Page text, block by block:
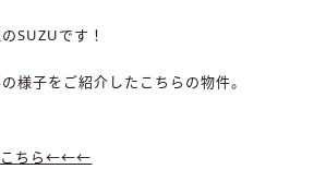
SUZUです！
様子をご紹介したこちらの物件。
ちら←←←